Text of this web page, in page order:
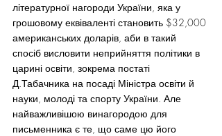
літературної нагороди України, яка у
грошовому еквіваленті становить $32,000
американських доларів, аби в такий
спосіб висловити неприйняття політики в
царині освіти, зокрема постаті
Д.Табачника на посаді Міністра освіти й
науки, молоді та спорту України. Але
найважливішою винагородою для
письменника є те, що саме цю його